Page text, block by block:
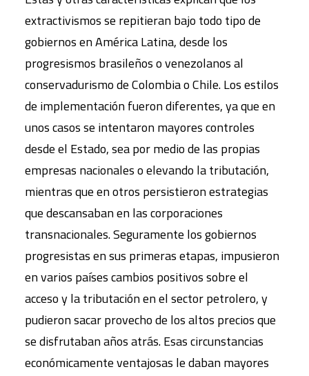
extractivismos se repitieran bajo todo tipo de
gobiernos en América Latina, desde los
progresismos brasileños o venezolanos al
conservadurismo de Colombia o Chile. Los estilos
de implementación fueron diferentes, ya que en
unos casos se intentaron mayores controles
desde el Estado, sea por medio de las propias
empresas nacionales o elevando la tributación,
mientras que en otros persistieron estrategias
que descansaban en las corporaciones
transnacionales. Seguramente los gobiernos
progresistas en sus primeras etapas, impusieron
en varios países cambios positivos sobre el
acceso y la tributación en el sector petrolero, y
pudieron sacar provecho de los altos precios que
se disfrutaban años atrás. Esas circunstancias
económicamente ventajosas le daban mayores